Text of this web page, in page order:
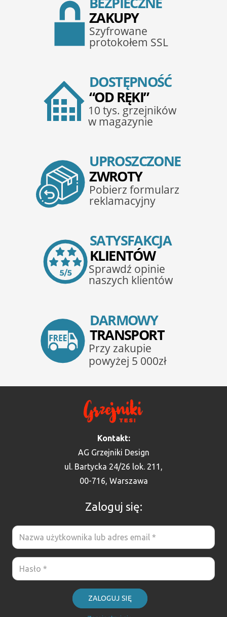
Kontakt:
AG Grzejniki Design
ul. Bartycka 24/26 lok. 211,
00-716, Warszawa
Zaloguj się:
ZALOGUJ SIĘ